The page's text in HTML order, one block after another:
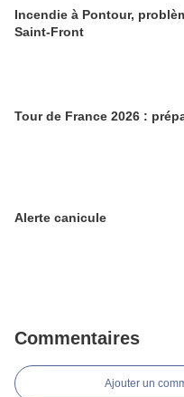
Incendie à Pontour,
Saint-Front
Tour de France 2026 :
Alerte canicule
Commentaires
Ajouter un